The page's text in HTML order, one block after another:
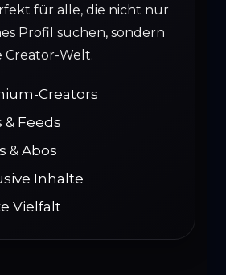
für alle, die nicht nur
Profil suchen, sondern
Creator-Welt.
Creators
& Feeds
& Abos
Inhalte
Vielfalt